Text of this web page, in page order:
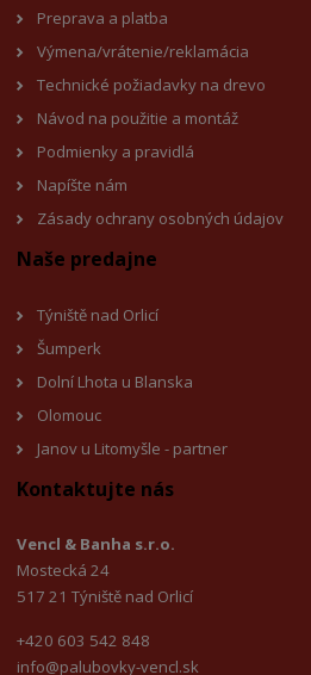
Preprava a platba
Výmena/vrátenie/reklamácia
Technické požiadavky na drevo
Návod na použitie a montáž
Podmienky a pravidlá
Napíšte nám
Zásady ochrany osobných údajov
Naše predajne
Týniště nad Orlicí
Šumperk
Dolní Lhota u Blanska
Olomouc
Janov u Litomyšle - partner
Kontaktujte nás
Vencl & Banha s.r.o.
Mostecká 24
517 21 Týniště nad Orlicí
+420 603 542 848
info@palubovky-vencl.sk